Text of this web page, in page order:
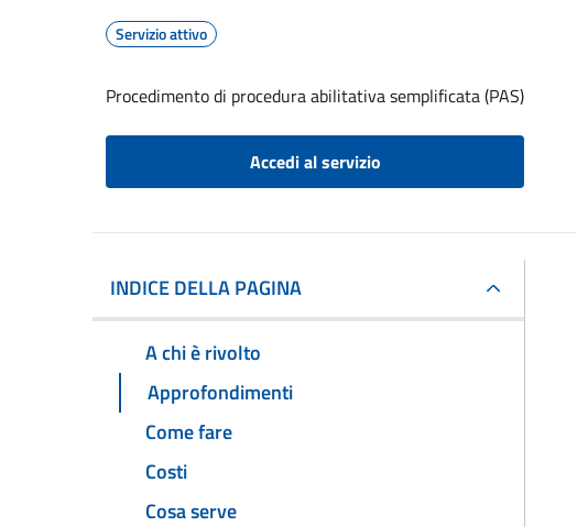
Servizio attivo
Procedimento di procedura abilitativa semplificata (PAS)
Accedi al servizio
INDICE DELLA PAGINA
A chi è rivolto
Approfondimenti
Come fare
Costi
Cosa serve